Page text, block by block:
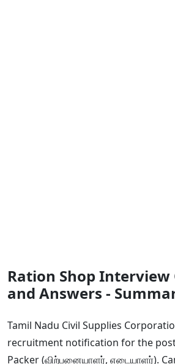
Ration Shop Interview
and Answers -
Tamil Nadu Civil Supplies
recruitment notification for the
Packer (விற்பனையாளர், எடையாளர்).